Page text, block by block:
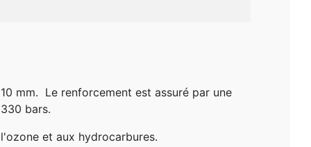
mm. Le renforcement est assuré par une
bars.
et aux hydrocarbures.